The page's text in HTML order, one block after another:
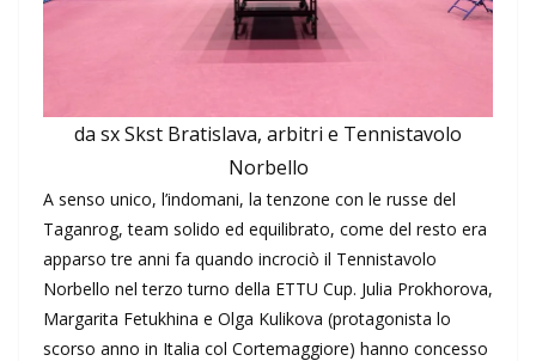
da sx Skst Bratislava, arbitri e Tennistavolo
Norbello
A senso unico, l’indomani, la tenzone con le russe del
Taganrog, team solido ed equilibrato, come del resto era
apparso tre anni fa quando incrociò il Tennistavolo
Norbello nel terzo turno della ETTU Cup. Julia Prokhorova,
Margarita Fetukhina e Olga Kulikova (protagonista lo
scorso anno in Italia col Cortemaggiore) hanno concesso